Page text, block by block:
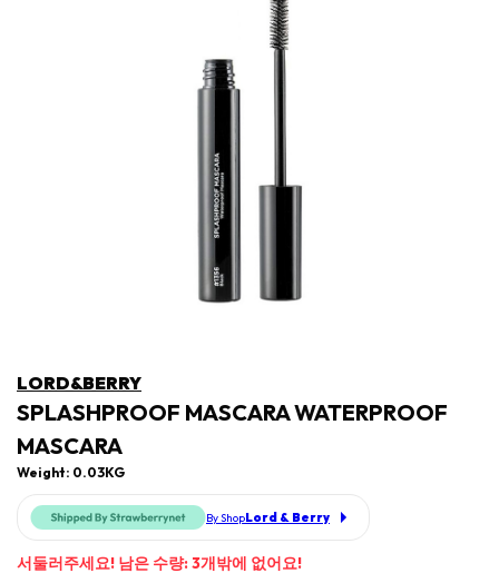
LORD&BERRY
SPLASHPROOF MASCARA WATERPROOF
MASCARA
Weight: 0.03KG
By ShopLord & Berry
서둘러주세요! 남은 수량: 3개밖에 없어요!